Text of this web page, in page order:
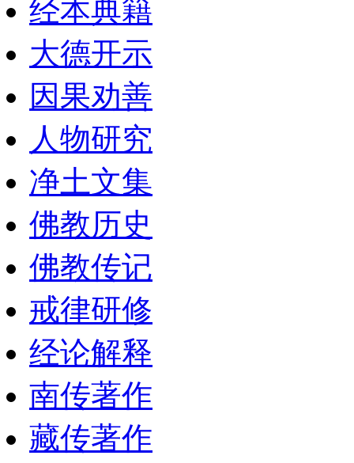
经本典籍
大德开示
因果劝善
人物研究
净土文集
佛教历史
佛教传记
戒律研修
经论解释
南传著作
藏传著作